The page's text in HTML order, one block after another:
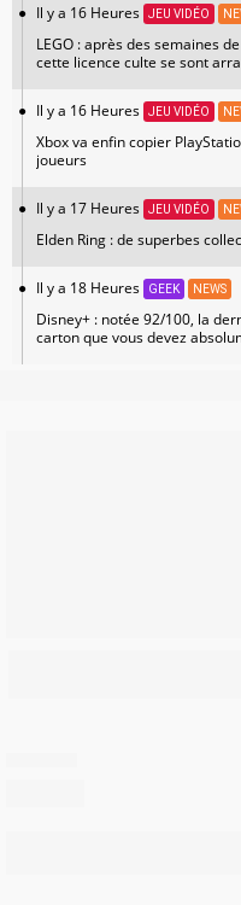
Il y a 16 Heures JEU VIDÉO
LEGO : après des semaines
cette licence culte se sont
Il y a 16 Heures JEU VIDÉO
Xbox va enfin copier
joueurs
Il y a 17 Heures JEU VIDÉO
Elden Ring : de superbes
Il y a 18 Heures GEEK NEWS
Disney+ : notée 92/100, la
carton que vous devez